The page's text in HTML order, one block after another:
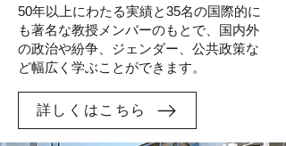
50年以上にわたる実績と35名の国際的に
も著名な教授メンバーのもとで、国内外
の政治や紛争、ジェンダー、公共政策な
ど幅広く学ぶことができます。
詳しくはこちら